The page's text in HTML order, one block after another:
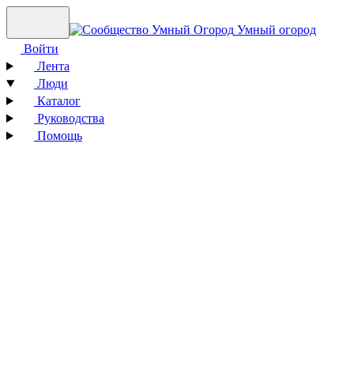
Умный огород
Войти
Лента
Люди
Каталог
Руководства
Помощь